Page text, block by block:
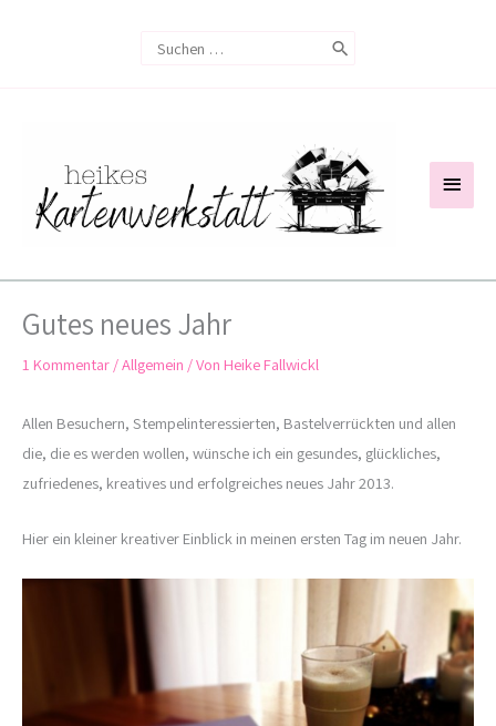
Search
Gutes neues Jahr
1 Kommentar /Allgemein / Von Heike Fallwickl
Allen Besuchern, Stempelinteressierten, Bastelverrückten und allen
die, die es werden wollen, wünsche ich ein gesundes, glückliches,
zufriedenes, kreatives und erfolgreiches neues Jahr 2013.
Hier ein kleiner kreativer Einblick in meinen ersten Tag im neuen Jahr.